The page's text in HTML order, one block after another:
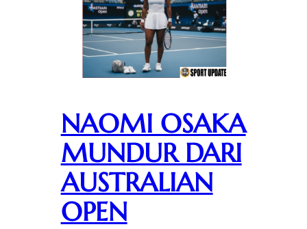
NAOMI OSAKA
MUNDUR DARI
AUSTRALIAN
OPEN